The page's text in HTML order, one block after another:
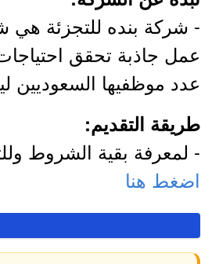
عمل جاذبة تحقق
عدد موظفيها السعوديين ليتجاوز
طريقة التقديم:
- لمعرفة بقية الشروط
اضغط هنا